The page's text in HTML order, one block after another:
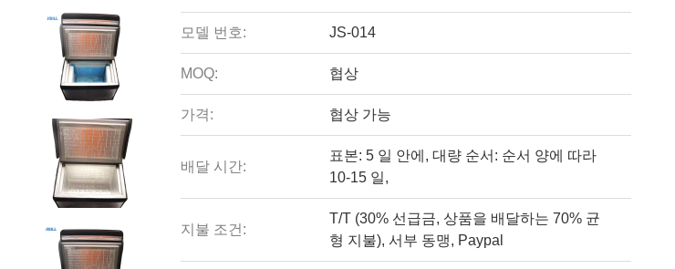
모델 번호: JS-014
MOQ: 협상
가격: 협상 가능
배달 시간:
표본: 5 일 안에, 대량 순서: 순서 양에 따라
10-15 일,
지불 조건:
T/T (30% 선급금, 상품을 배달하는 70% 균
형 지불), 서부 동맹, Paypal